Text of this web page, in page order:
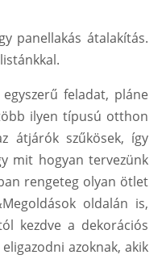
panellakás átalakítás.
feladat, pláne
ilyen típusú otthon
átjárók szűkösek, így
mit hogyan tervezünk
rengeteg olyan ötlet
oldalán is,
kezdve a dekorációs
azoknak, akik